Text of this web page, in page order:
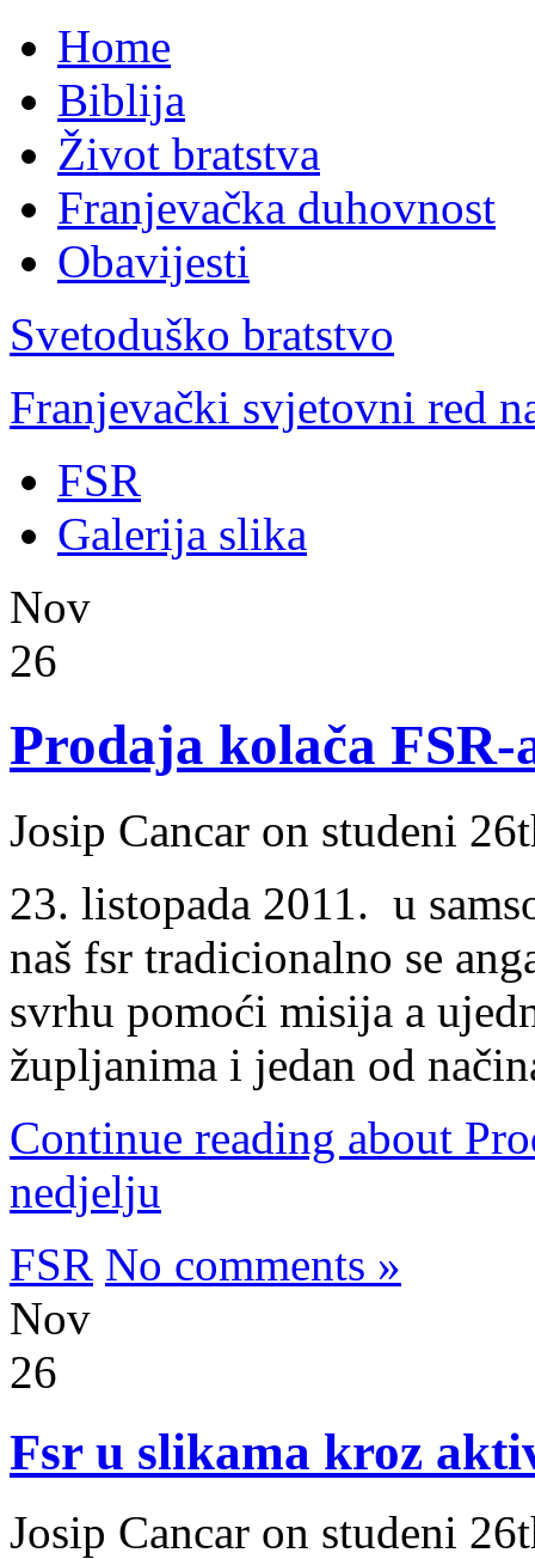
Home
Biblija
Život bratstva
Franjevačka duhovnost
Obavijesti
Svetoduško bratstvo
Franjevački svjetovni red
FSR
Galerija slika
Nov
26
Prodaja kolača
Josip Cancar on studeni
23. listopada 2011. u
naš fsr tradicionalno se
svrhu pomoći misija a
župljanima i jedan od
Continue reading about
nedjelju
FSR No comments »
Nov
26
Fsr u slikama kroz
Josip Cancar on studeni